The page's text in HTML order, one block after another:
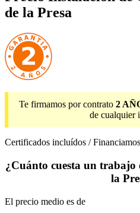
de la Presa
Te firmamos por contrato 2
de cualquier
Certificados incluídos /
¿Cuánto cuesta un trabajo
la
El precio medio es de